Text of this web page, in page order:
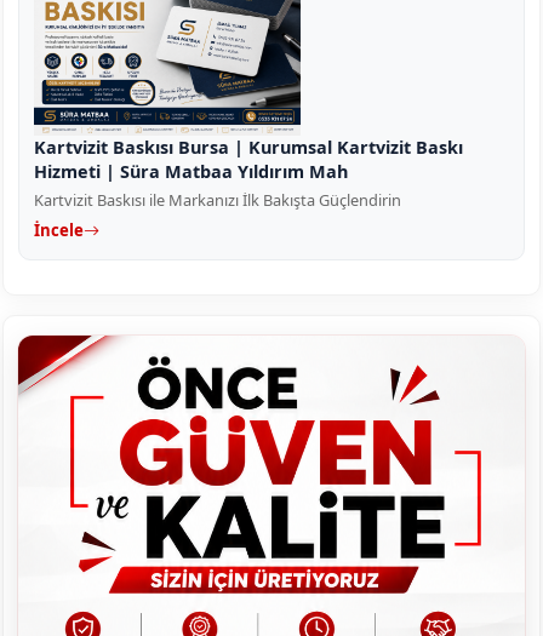
Kartvizit Baskısı Bursa | Kurumsal Kartvizit Baskı
Hizmeti | Süra Matbaa Yıldırım Mah
Kartvizit Baskısı ile Markanızı İlk Bakışta Güçlendirin
İncele